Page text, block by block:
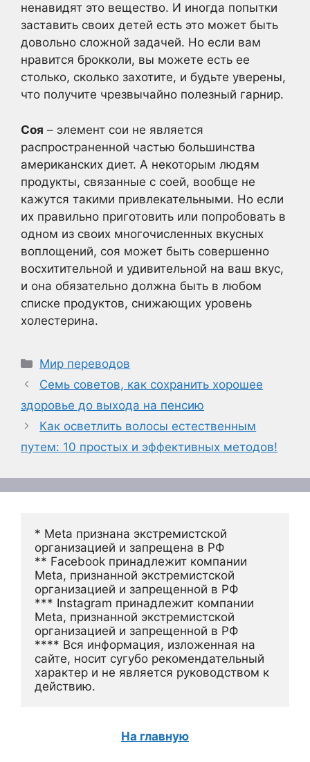
ненавидят это вещество. И иногда попытки
заставить своих детей есть это может быть
довольно сложной задачей. Но если вам
нравится брокколи, вы можете есть ее
столько, сколько захотите, и будьте уверены,
что получите чрезвычайно полезный гарнир.
Соя – элемент сои не является
распространенной частью большинства
американских диет. А некоторым людям
продукты, связанные с соей, вообще не
кажутся такими привлекательными. Но если
их правильно приготовить или попробовать в
одном из своих многочисленных вкусных
воплощений, соя может быть совершенно
восхитительной и удивительной на ваш вкус,
и она обязательно должна быть в любом
списке продуктов, снижающих уровень
холестерина.
Рубрики
Мир переводов
Семь советов, как сохранить хорошее
здоровье до выхода на пенсию
Как осветлить волосы естественным
путем: 10 простых и эффективных методов!
* Meta признана экстремистской
организацией и запрещена в РФ
** Facebook принадлежит компании
Meta, признанной экстремистской
организацией и запрещенной в РФ
*** Instagram принадлежит компании
Meta, признанной экстремистской
организацией и запрещенной в РФ
**** Вся информация, изложенная на
сайте, носит сугубо рекомендательный
характер и не является руководством к
действию.
На главную